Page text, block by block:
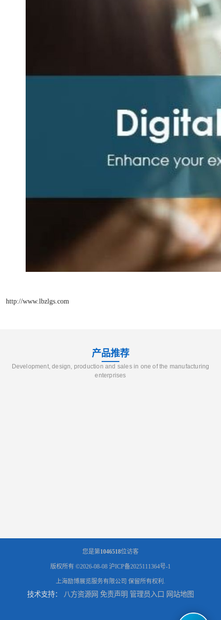
http://www.lbzlgs.com
产品推荐
Development, design, production and sales in one of the manufacturing
enterprises
您是第1046518位访客
版权所有 ©2026-08-08 沪ICP备2025111364号-1
上海励博展览服务有限公司 保留所有权利.
技术支持： 八方资源网 免责声明 管理员入口 网站地图